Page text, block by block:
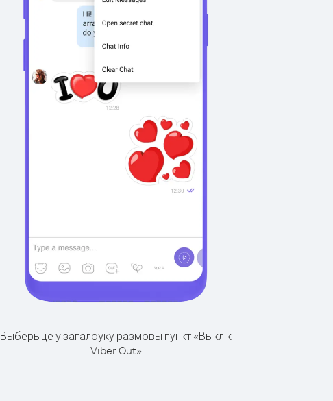
Выберыце ў загалоўку размовы пункт «Выклік
Viber Out»